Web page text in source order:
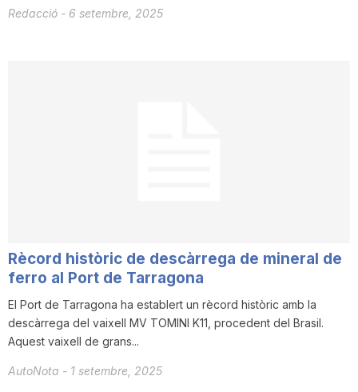
Redacció - 6 setembre, 2025
Rècord històric de descàrrega de mineral de
ferro al Port de Tarragona
El Port de Tarragona ha establert un rècord històric amb la
descàrrega del vaixell MV TOMINI K11, procedent del Brasil.
Aquest vaixell de grans...
AutoNota - 1 setembre, 2025